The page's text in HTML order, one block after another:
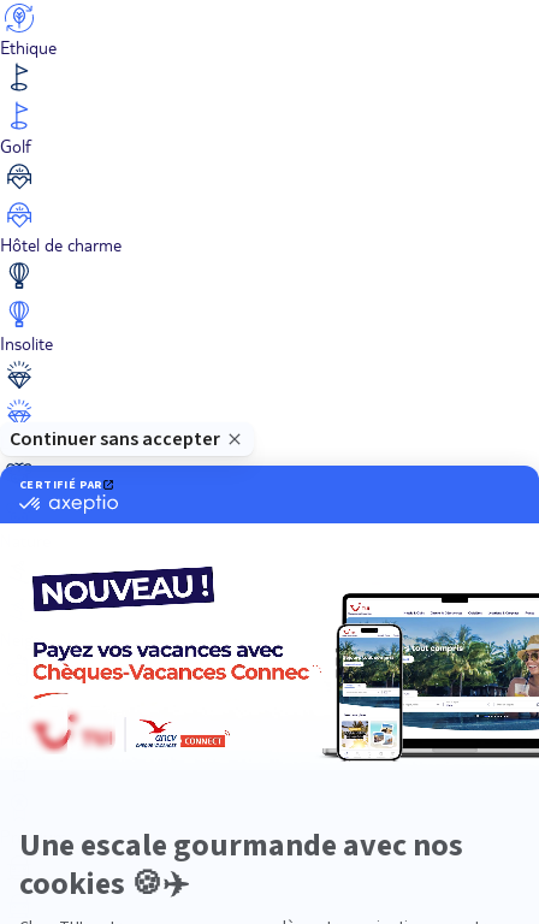
Ethique
Golf
Hôtel de charme
Insolite
Luxe
Neige
Plongée
Premium